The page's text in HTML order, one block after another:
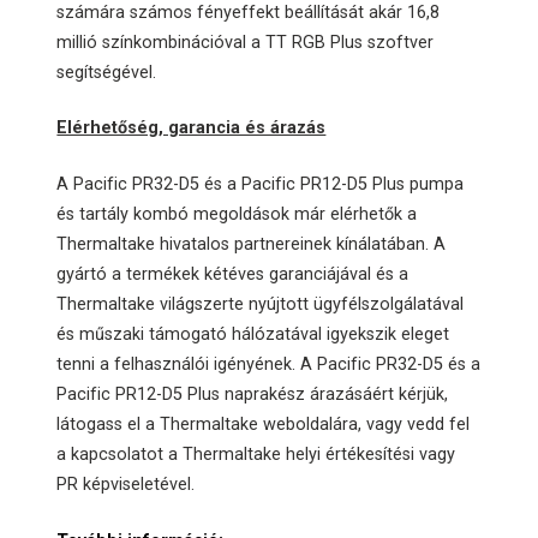
számára számos fényeffekt beállítását akár 16,8
millió színkombinációval a TT RGB Plus szoftver
segítségével.
Elérhetőség, garancia és árazás
A Pacific PR32-D5 és a Pacific PR12-D5 Plus pumpa
és tartály kombó megoldások már elérhetők a
Thermaltake hivatalos partnereinek kínálatában. A
gyártó a termékek kétéves garanciájával és a
Thermaltake világszerte nyújtott ügyfélszolgálatával
és műszaki támogató hálózatával igyekszik eleget
tenni a felhasználói igényének. A Pacific PR32-D5 és a
Pacific PR12-D5 Plus naprakész árazásáért kérjük,
látogass el a Thermaltake weboldalára, vagy vedd fel
a kapcsolatot a Thermaltake helyi értékesítési vagy
PR képviseletével.